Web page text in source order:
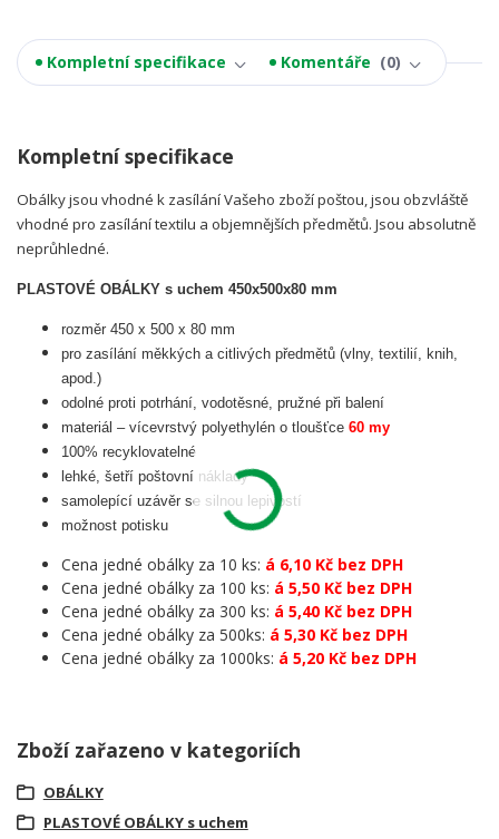
Kompletní specifikace Komentáře 0
Kompletní specifikace
Obálky jsou vhodné k zasílání Vašeho zboží poštou, jsou obzvláště
vhodné pro zasílání textilu a objemnějších předmětů. Jsou absolutně
neprůhledné.
PLASTOVÉ OBÁLKY s uchem 450x500x80 mm
rozměr 450 x 500 x 80 mm
pro zasílání měkkých a citlivých předmětů (vlny, textilií, knih,
apod.)
odolné proti potrhání, vodotěsné, pružné při balení
materiál – vícevrstvý polyethylén o tloušťce 60 my
100% recyklovatelné
lehké, šetří poštovní náklady
samolepící uzávěr se silnou lepivostí
možnost potisku
Cena jedné obálky za 10 ks: á 6,10 Kč bez DPH
Cena jedné obálky za 100 ks: á 5,50 Kč bez DPH
Cena jedné obálky za 300 ks: á 5,40 Kč bez DPH
Cena jedné obálky za 500ks: á 5,30 Kč bez DPH
Cena jedné obálky za 1000ks: á 5,20 Kč bez DPH
Zboží zařazeno v kategoriích
OBÁLKY
PLASTOVÉ OBÁLKY s uchem